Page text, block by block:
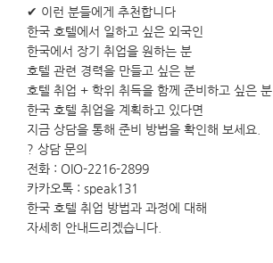
✔ 이런 분들에게 추천합니다
한국 호텔에서 일하고 싶은 외국인
한국에서 장기 취업을 원하는 분
호텔 관련 경력을 만들고 싶은 분
호텔 취업 + 학위 취득을 함께 준비하고 싶은 분
한국 호텔 취업을 계획하고 있다면
지금 상담을 통해 준비 방법을 확인해 보세요.
? 상담 문의
전화 : OIO-2216-2899
카카오톡 : speak131
한국 호텔 취업 방법과 과정에 대해
자세히 안내드리겠습니다.